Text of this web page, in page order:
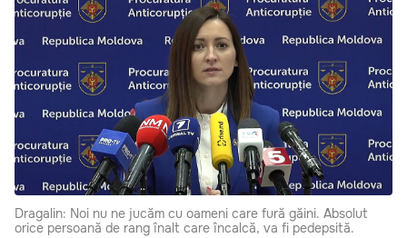
Dragalin: Noi nu ne jucăm cu oameni care fură găini. Absolut
orice persoană de rang înalt care încalcă, va fi pedepsită.